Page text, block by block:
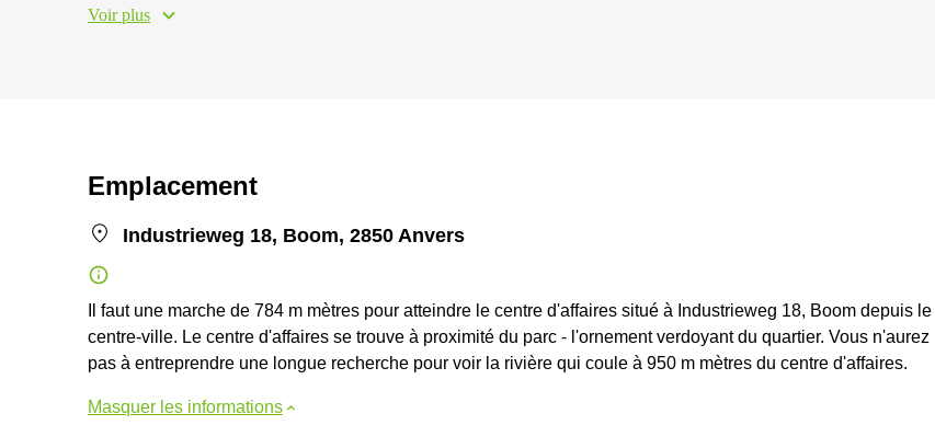
Voir plus
Emplacement
Industrieweg 18, Boom, 2850 Anvers
Il faut une marche de 784 m mètres pour atteindre le centre d'affaires situé à Industrieweg 18, Boom depuis le
centre-ville. Le centre d'affaires se trouve à proximité du parc - l'ornement verdoyant du quartier. Vous n'aurez
pas à entreprendre une longue recherche pour voir la rivière qui coule à 950 m mètres du centre d'affaires.
Masquer les informations